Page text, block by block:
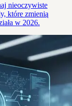
nieoczywiste
które zmienią
w 2026.